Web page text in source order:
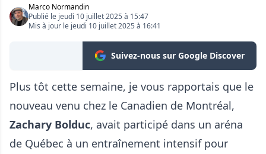
Marco Normandin
Publié le jeudi 10 juillet 2025 à 15:47
Mis à jour le jeudi 10 juillet 2025 à 16:41
Suivez-nous sur Google Discover
Plus tôt cette semaine, je vous rapportais que le
nouveau venu chez le Canadien de Montréal,
Zachary Bolduc, avait participé dans un aréna
de Québec à un entraînement intensif pour